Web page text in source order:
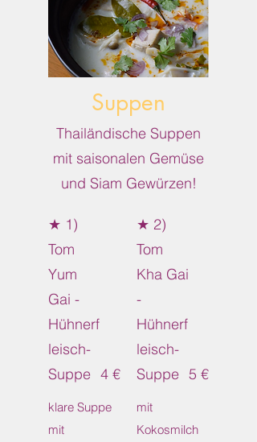
Suppen
Thailändische Suppen
mit saisonalen Gemüse
und Siam Gewürzen!
★ 1)
Tom
Yum
Gai -
Hühnerf
leisch-
Suppe
klare Suppe
mit
4 €
★ 2)
Tom
Kha Gai
-
Hühnerf
leisch-
Suppe
mit
Kokosmilch
5 €